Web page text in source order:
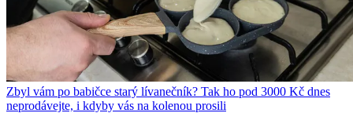
Zbyl vám po babičce starý lívanečník? Tak ho pod 3000 Kč dnes
neprodávejte, i kdyby vás na kolenou prosili